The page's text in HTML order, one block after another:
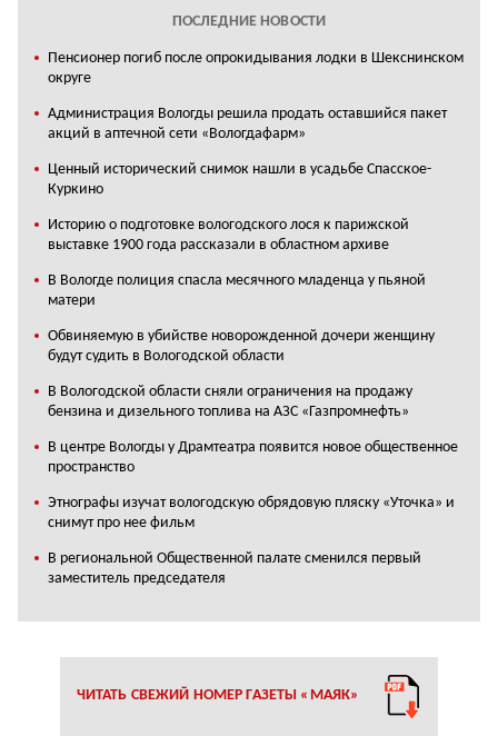
ПОСЛЕДНИЕ НОВОСТИ
Пенсионер погиб после опрокидывания лодки в Шекснинском
округе
Администрация Вологды решила продать оставшийся пакет
акций в аптечной сети «Вологдафарм»
Ценный исторический снимок нашли в усадьбе Спасское-
Куркино
Историю о подготовке вологодского лося к парижской
выставке 1900 года рассказали в областном архиве
В Вологде полиция спасла месячного младенца у пьяной
матери
Обвиняемую в убийстве новорожденной дочери женщину
будут судить в Вологодской области
В Вологодской области сняли ограничения на продажу
бензина и дизельного топлива на АЗС «Газпромнефть»
В центре Вологды у Драмтеатра появится новое общественное
пространство
Этнографы изучат вологодскую обрядовую пляску «Уточка» и
снимут про нее фильм
В региональной Общественной палате сменился первый
заместитель председателя
ЧИТАТЬ СВЕЖИЙ НОМЕР ГАЗЕТЫ «МАЯК»